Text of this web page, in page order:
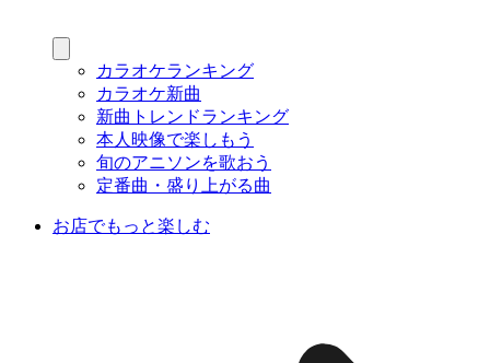
カラオケランキング
カラオケ新曲
新曲トレンドランキング
本人映像で楽しもう
旬のアニソンを歌おう
定番曲・盛り上がる曲
お店でもっと楽しむ